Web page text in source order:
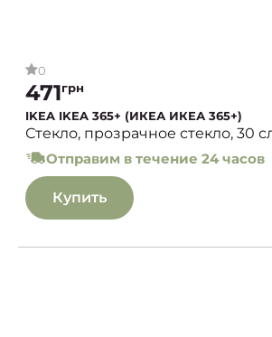
0
471грн
IKEA IKEA 365+ (ИКЕА ИКЕА 365+)
Стекло, прозрачное стекло, 30
Отправим в течение 24 часов
Купить